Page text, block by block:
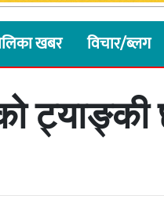
खबर विचार/ब्लग